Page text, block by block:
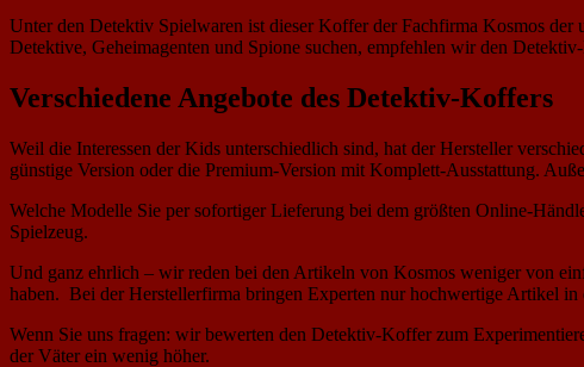
Unter den Detektiv Spielwaren ist dieser Koffer der Fachfirma Kosmos
Detektive, Geheimagenten und Spione suchen, empfehlen wir den
Verschiedene Angebote des Detektiv-Koffers
Weil die Interessen der Kids unterschiedlich sind, hat der Hersteller
günstige Version oder die Premium-Version mit Komplett-Ausstattung.
Welche Modelle Sie per sofortiger Lieferung bei dem größten Online-
Spielzeug.
Und ganz ehrlich – wir reden bei den Artikeln von Kosmos weniger von
haben. Bei der Herstellerfirma bringen Experten nur hochwertige Artikel in
Wenn Sie uns fragen: wir bewerten den Detektiv-Koffer zum
der Väter ein wenig höher.